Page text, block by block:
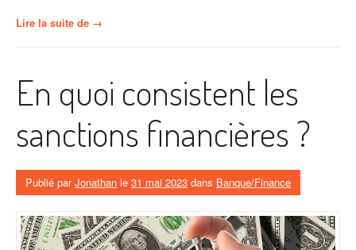
Lire la suite de « Les
service
des
de
paiement »
→
En quoi consistent les
sanctions financières ?
Publié parJonathan le 31 mai 2023 dans Banque/Finance